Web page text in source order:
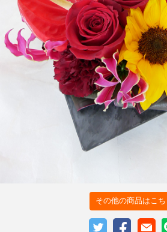
その他の商品はこち